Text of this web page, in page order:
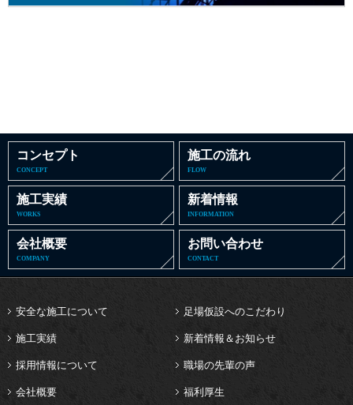
コンセプト
CONCEPT
施工の流れ
FLOW
施工実績
WORKS
新着情報
INFORMATION
会社概要
COMPANY
お問い合わせ
CONTACT
安全な施工について 足場仮設へのこだわり
施工実績 新着情報＆お知らせ
採用情報について 職場の先輩の声
会社概要 福利厚生